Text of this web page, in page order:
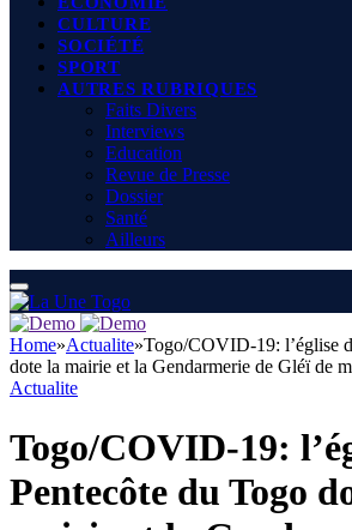
CULTURE
SOCIÉTÉ
SPORT
AUTRES RUBRIQUES
Faits Divers
Interviews
Education
Revue de Presse
Dossier
Santé
Ailleurs
Home»Actualite»Togo/COVID-19: l’église
dote la mairie et la Gendarmerie de Gléï de
Actualite
Togo/COVID-19:
Pentecôte du Togo